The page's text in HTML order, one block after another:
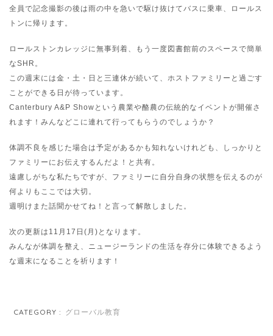
全員で記念撮影の後は雨の中を急いで駆け抜けてバスに乗車、ロールス
トンに帰ります。
ロールストンカレッジに無事到着、もう一度図書館前のスペースで簡単
なSHR。
この週末には金・土・日と三連休が続いて、ホストファミリーと過ごす
ことができる日が待っています。
Canterbury A&P Showという農業や酪農の伝統的なイベントが開催さ
れます！みんなどこに連れて行ってもらうのでしょうか？
体調不良を感じた場合は予定があるかも知れないけれども、しっかりと
ファミリーにお伝えするんだよ！と共有。
遠慮しがちな私たちですが、ファミリーに自分自身の状態を伝えるのが
何よりもここでは大切。
週明けまた話聞かせてね！と言って解散しました。
次の更新は11月17日(月)となります。
みんなが体調を整え、ニュージーランドの生活を存分に体験できるよう
な週末になることを祈ります！
CATEGORY : グローバル教育